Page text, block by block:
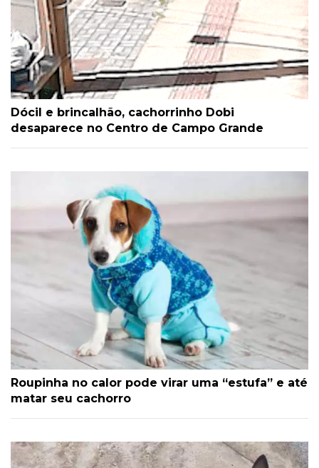
Dócil e brincalhão, cachorrinho Dobi
desaparece no Centro de Campo Grande
Roupinha no calor pode virar uma “estufa” e até
matar seu cachorro